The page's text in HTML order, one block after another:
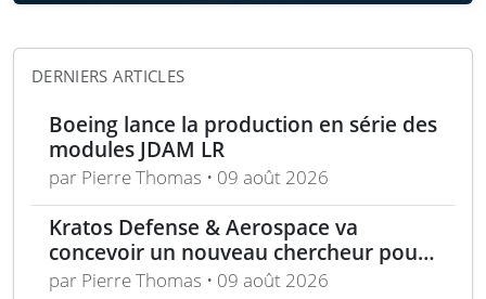
DERNIERS ARTICLES
Boeing lance la production en série des
modules JDAM LR
par Pierre Thomas • 09 août 2026
Kratos Defense & Aerospace va
concevoir un nouveau chercheur pour
les missiles FGM-148 Javelin
par Pierre Thomas • 09 août 2026